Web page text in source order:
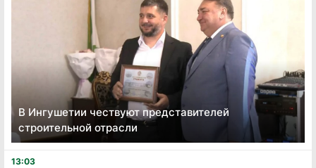
В Ингушетии чествуют представителей
строительной отрасли
13:03